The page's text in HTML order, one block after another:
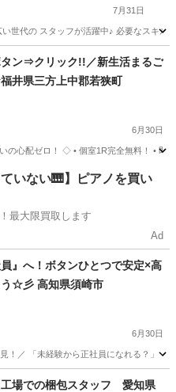
7月31日
代の スタッフが活躍中♪ 必要なスキル
ン⇒クリック!!／新生活まるご
井県三方上中郡若狭町
6月30日
配ゼロ！ ◇ • 個室1R完全無料！ • 即
料
ていない🎹】ピアノを買い
最大限買取します
Ad
』へ！ボタンひとつで安定×高
☆彡 高知県須崎市
6月30日
！／ 「未経験から正社員になれる？」
工場での梱包スタッフ 愛知県